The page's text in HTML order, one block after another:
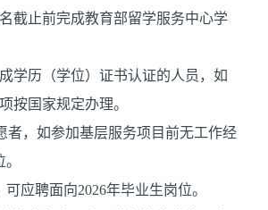
截止前完成教育部留学服务中心学
学历（学位）证书认证的人员，如
按国家规定办理。
者，如参加基层服务项目前无工作经
应聘面向2026年毕业生岗位。